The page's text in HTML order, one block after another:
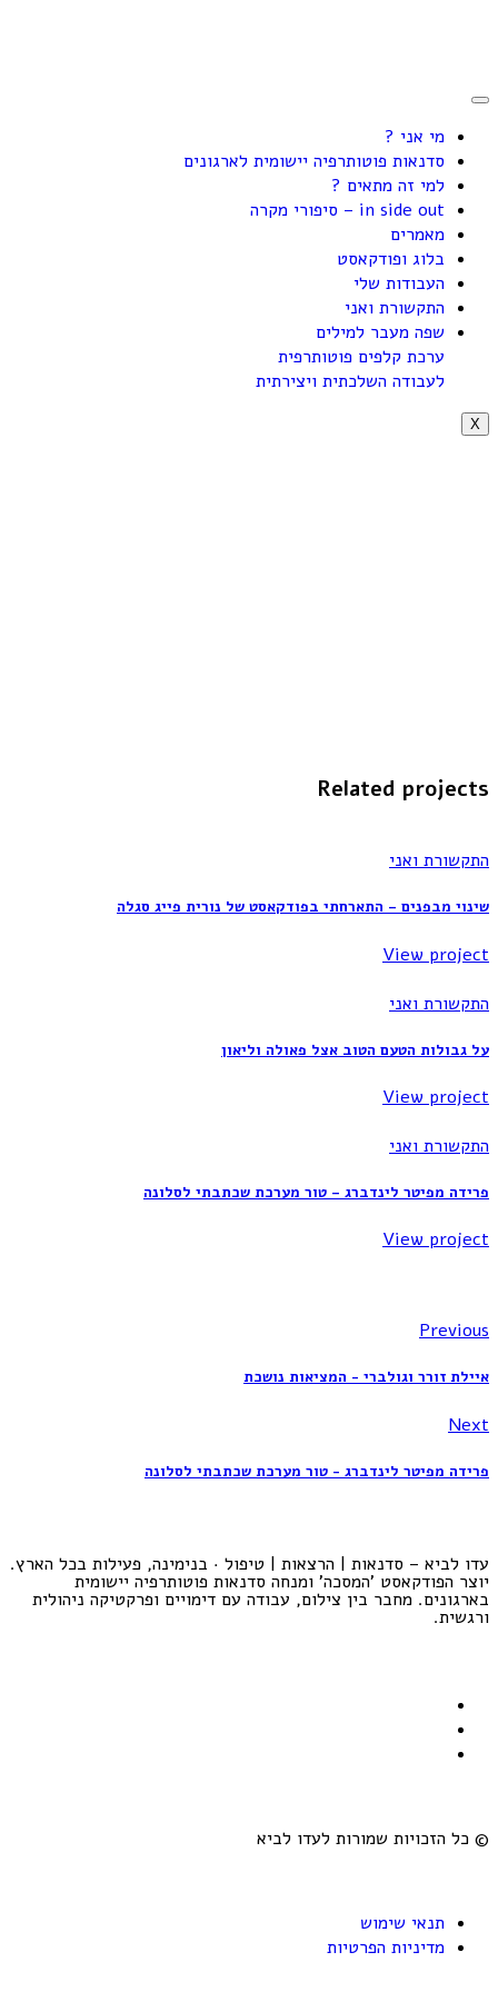
מי אני ?
סדנאות פוטותרפיה יישומית לארגונים
למי זה מתאים ?
in side out – סיפורי מקרה
מאמרים
בלוג ופודקאסט
העבודות שלי
התקשורת ואני
שפה מעבר למילים
ערכת קלפים פוטותרפית
לעבודה השלכתית ויצירתית
X
Related projects
התקשורת ואני
שינוי מבפנים – התארחתי בפודקאסט של נורית פייג סגלה
View project
התקשורת ואני
על גבולות הטעם הטוב אצל פאולה וליאון
View project
התקשורת ואני
פרידה מפיטר לינדברג – טור מערכת שכתבתי לסלונה
View project
Previous
איילת זורר וגולברי - המציאות נושכת
Next
פרידה מפיטר לינדברג - טור מערכת שכתבתי לסלונה
עדו לביא – סדנאות | הרצאות | טיפול · בנימינה, פעילות בכל הארץ.
יוצר הפודקאסט 'המסכה' ומנחה סדנאות פוטותרפיה יישומית
בארגונים. מחבר בין צילום, עבודה עם דימויים ופרקטיקה ניהולית
ורגשית.
© כל הזכויות שמורות לעדו לביא
תנאי שימוש
מדיניות הפרטיות